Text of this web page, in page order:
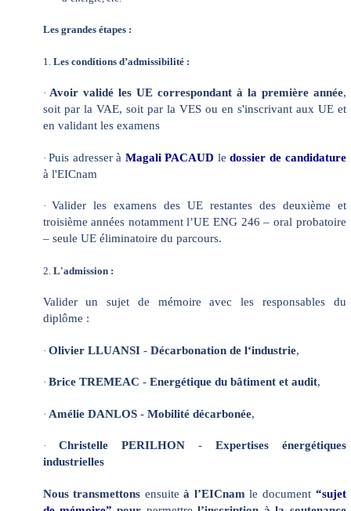
Les grandes étapes :
1. Les conditions d’admissibilité :
·Avoir validé les UE correspondant à la première année,
soit par la VAE, soit par la VES ou en s'inscrivant aux UE et
en validant les examens
·Puis adresser à Magali PACAUD ledossier de candidature
à l'EICnam
·Valider les examens des UE restantes des deuxième et
troisième années notamment l’UE ENG 246 – oral probatoire
– seule UE éliminatoire du parcours.
2. L'admission :
Valider un sujet de mémoire avec les responsables du
diplôme :
· Olivier LLUANSI- Décarbonation de l‘industrie,
· Brice TREMEAC - Energétique du bâtiment et audit,
· Amélie DANLOS- Mobilité décarbonée,
· Christelle PERILHON- Expertises énergétiques
industrielles
Nous transmettons ensuiteà l’EICnam le document “sujet